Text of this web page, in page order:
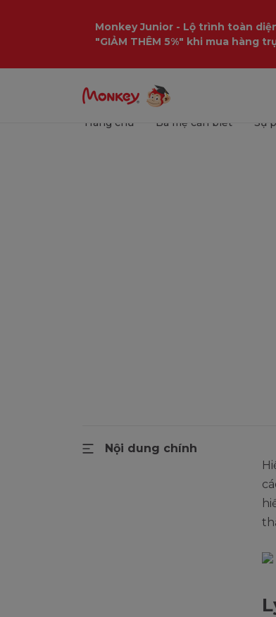
Monkey Junior - Lộ trình toàn
"GIẢM THÊM 5%" khi mua hàng
Trang chủ Ba mẹ cần biết Sự
Nội dung chính